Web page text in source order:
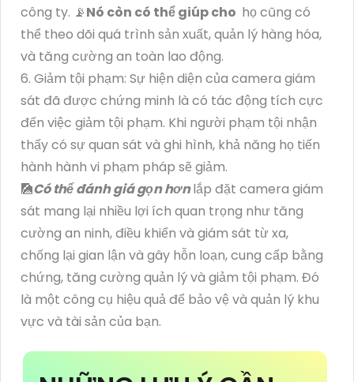
công ty. 📡Nó còn có thể giúp cho họ cũng có
thể theo dõi quá trình sản xuất, quản lý hàng hóa,
và tăng cường an toàn lao động.
6. Giảm tội phạm: Sự hiện diện của camera giám
sát đã được chứng minh là có tác động tích cực
đến việc giảm tội phạm. Khi người phạm tội nhận
thấy có sự quan sát và ghi hình, khả năng họ tiến
hành hành vi phạm pháp sẽ giảm.
🎑Có thể đánh giá gọn hơnlắp đặt camera giám
sát mang lại nhiều lợi ích quan trọng như tăng
cường an ninh, điều khiển và giám sát từ xa,
chống lại gian lận và gây hỗn loạn, cung cấp bằng
chứng, tăng cường quản lý và giảm tội phạm. Đó
là một công cụ hiệu quả để bảo vệ và quản lý khu
vực và tài sản của bạn.